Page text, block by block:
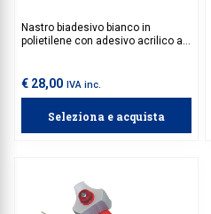
Nastro biadesivo bianco in
polietilene con adesivo acrilico al
materie plastiche.
€ 28,00 IVA inc.
Seleziona e acquista